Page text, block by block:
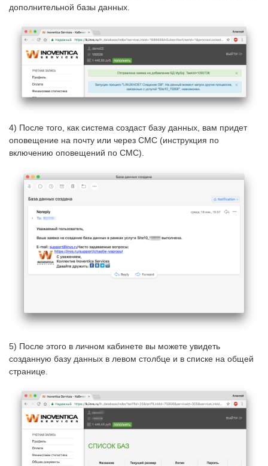
дополнительной базы данных.
4) После того, как система создаст базу данных, вам придет
оповещение на почту или через СМС (инструкция по
включению оповещений по СМС).
5) После этого в личном кабинете вы можете увидеть
созданную базу данных в левом столбце и в списке на общей
странице.